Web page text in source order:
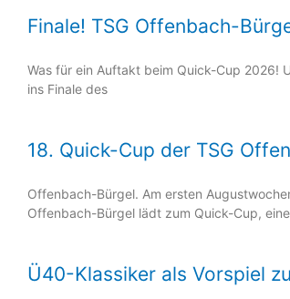
Finale! TSG Offenbach-
Was für ein Auftakt beim Quick-Cup 2026!
ins Finale des
18. Quick-Cup der TSG
Offenbach-Bürgel. Am ersten
Offenbach-Bürgel lädt zum Quick-Cup,
Ü40-Klassiker als Vorspiel